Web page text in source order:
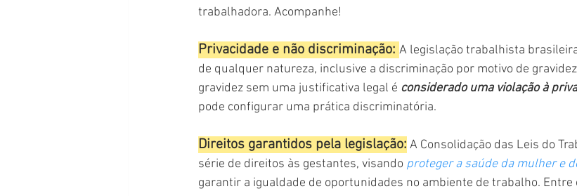
trabalhadora. Acompanhe!
Privacidade e não discriminação: A legislação trabalhista
de qualquer natureza, inclusive a discriminação por motivo de
gravidez sem uma justificativa legal é considerado uma violação à
pode configurar uma prática discriminatória.
Direitos garantidos pela legislação: A Consolidação das Leis do
série de direitos às gestantes, visando proteger a saúde da mulher e
garantir a igualdade de oportunidades no ambiente de trabalho. Entre